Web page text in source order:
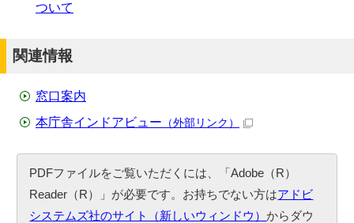
ついて
関連情報
窓口案内
本庁舎インドアビュー （外部リンク）
PDFファイルをご覧いただくには、「Adobe（R）
Reader（R）」が必要です。お持ちでない方はアドビ
システムズ社のサイト（新しいウィンドウ）からダウ